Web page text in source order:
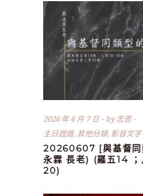
2026 年 6 月 7 日 by志恩
主日證道, 其他分類, 影音文字
20260607 [與基督同
永霖 長老) (羅五14
20)